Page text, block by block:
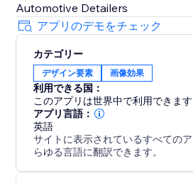
Automotive Detailers
アプリのデモをチェック
カテゴリー
デザイン要素 画像効果
利用できる国：
このアプリは世界中で利用できます
アプリ言語：
英語
サイトに表示されているすべての
らゆる言語に翻訳できます。